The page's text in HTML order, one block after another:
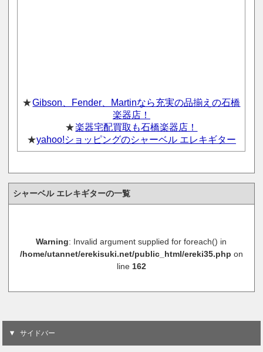
★Gibson、Fender、Martinなら充実の品揃えの石橋
楽器店！
★楽器宅配買取も石橋楽器店！
★yahoo!ショッピングのシャーベル エレキギター
シャーベル エレキギターの一覧
Warning: Invalid argument supplied for foreach() in
/home/utannet/erekisuki.net/public_html/ereki35.php on
line 162
サイドバー